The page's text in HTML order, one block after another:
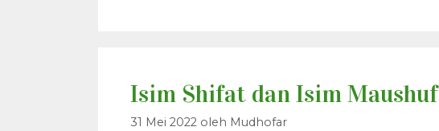
Isim Shifat dan Isim Maushuf
31 Mei 2022 oleh Mudhofar